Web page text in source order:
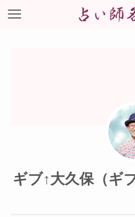
ギブ↑大久保（ギ